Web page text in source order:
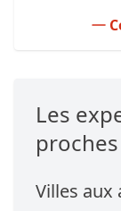
Les
proches
Villes aux